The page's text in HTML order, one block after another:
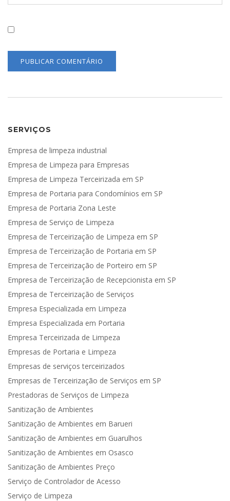
SERVIÇOS
Empresa de limpeza industrial
Empresa de Limpeza para Empresas
Empresa de Limpeza Terceirizada em SP
Empresa de Portaria para Condomínios em SP
Empresa de Portaria Zona Leste
Empresa de Serviço de Limpeza
Empresa de Terceirização de Limpeza em SP
Empresa de Terceirização de Portaria em SP
Empresa de Terceirização de Porteiro em SP
Empresa de Terceirização de Recepcionista em SP
Empresa de Terceirização de Serviços
Empresa Especializada em Limpeza
Empresa Especializada em Portaria
Empresa Terceirizada de Limpeza
Empresas de Portaria e Limpeza
Empresas de serviços terceirizados
Empresas de Terceirização de Serviços em SP
Prestadoras de Serviços de Limpeza
Sanitização de Ambientes
Sanitização de Ambientes em Barueri
Sanitização de Ambientes em Guarulhos
Sanitização de Ambientes em Osasco
Sanitização de Ambientes Preço
Serviço de Controlador de Acesso
Serviço de Limpeza